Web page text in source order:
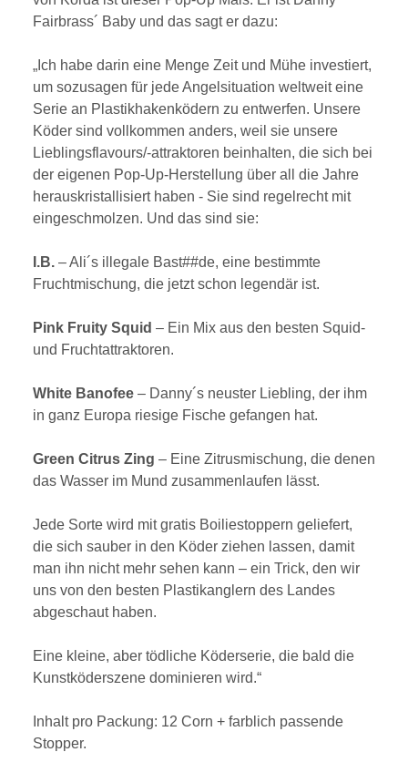
Fairbrass´ Baby und das sagt er dazu:
„Ich habe darin eine Menge Zeit und Mühe investiert,
um sozusagen für jede Angelsituation weltweit eine
Serie an Plastikhakenködern zu entwerfen. Unsere
Köder sind vollkommen anders, weil sie unsere
Lieblingsflavours/-attraktoren beinhalten, die sich bei
der eigenen Pop-Up-Herstellung über all die Jahre
herauskristallisiert haben - Sie sind regelrecht mit
eingeschmolzen. Und das sind sie:
I.B. – Ali´s illegale Bast##de, eine bestimmte
Fruchtmischung, die jetzt schon legendär ist.
Pink Fruity Squid – Ein Mix aus den besten Squid-
und Fruchtattraktoren.
White Banofee – Danny´s neuster Liebling, der ihm
in ganz Europa riesige Fische gefangen hat.
Green Citrus Zing – Eine Zitrusmischung, die denen
das Wasser im Mund zusammenlaufen lässt.
Jede Sorte wird mit gratis Boiliestoppern geliefert,
die sich sauber in den Köder ziehen lassen, damit
man ihn nicht mehr sehen kann – ein Trick, den wir
uns von den besten Plastikanglern des Landes
abgeschaut haben.
Eine kleine, aber tödliche Köderserie, die bald die
Kunstköderszene dominieren wird.“
Inhalt pro Packung: 12 Corn + farblich passende
Stopper.